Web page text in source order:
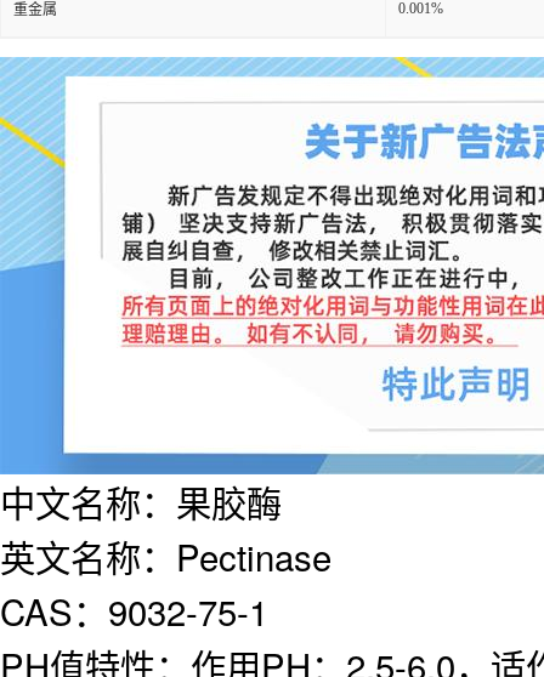
重金属 0.001%
中文名称：果胶酶
英文名称：Pectinase
CAS：9032-75-1
PH值特性：作用PH：2.5-6.0，适